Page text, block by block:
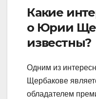
Какие
о Юрии
известны?
Одним из
Щербакове
обладателем